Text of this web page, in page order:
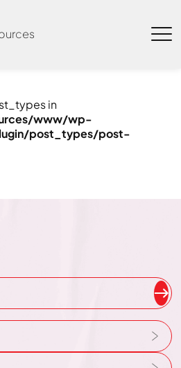
in
www/wp-
post_types/post-